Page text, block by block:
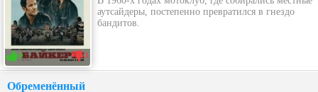
0 3
аутсайдеры, постепенно превратился в гнездо
бандитов.
Обременённый